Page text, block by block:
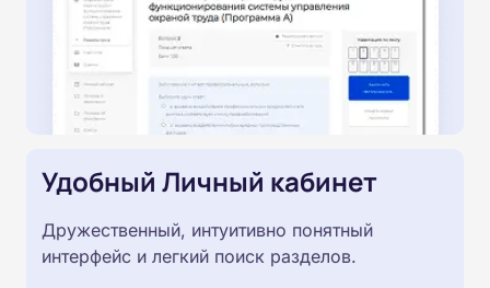
Удобный Личный кабинет
Дружественный, интуитивно понятный
интерфейс и легкий поиск разделов.